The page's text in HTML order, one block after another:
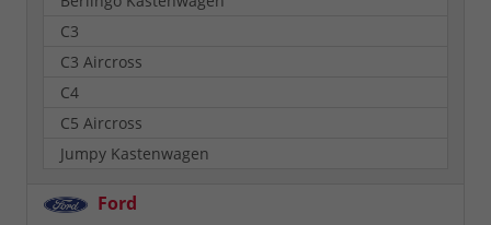
C3
C3 Aircross
C4
C5 Aircross
Jumpy Kastenwagen
Ford